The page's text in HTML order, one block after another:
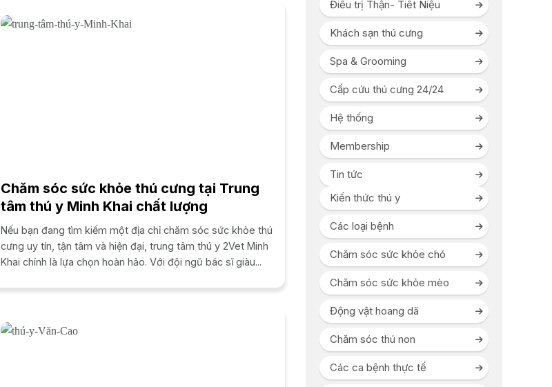
Chăm sóc sức khỏe thú cưng tại Trung
tâm thú y Minh Khai chất lượng
Nếu bạn đang tìm kiếm một địa chỉ chăm sóc sức khỏe thú
cưng uy tín, tận tâm và hiện đại, trung tâm thú y 2Vet Minh
Khai chính là lựa chọn hoàn hảo. Với đội ngũ bác sĩ giàu...
Điều trị Thận- Tiết Niệu
Khách sạn thú cưng
Spa & Grooming
Cấp cứu thú cưng 24/24
Hệ thống
Membership
Tin tức
Kiến thức thú y
Các loại bệnh
Chăm sóc sức khỏe chó
Chăm sóc sức khỏe mèo
Động vật hoang dã
Chăm sóc thú non
Các ca bệnh thực tế